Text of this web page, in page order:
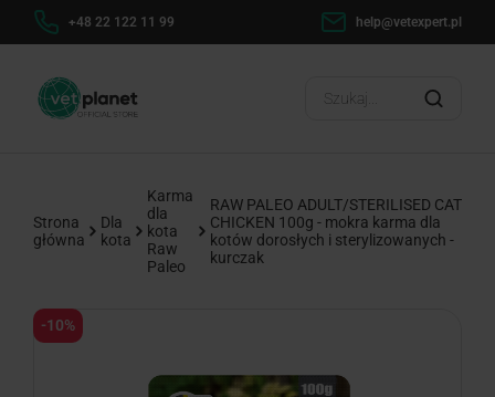
+48 22 122 11 99 help@vetexpert.pl
Strona
główna
Dla
kota
Karma
dla
kota
Raw
Paleo
RAW PALEO ADULT/STERILISED CAT
CHICKEN 100g - mokra karma dla
kotów dorosłych i sterylizowanych -
kurczak
-10%